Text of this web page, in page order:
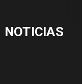
NOTICIAS